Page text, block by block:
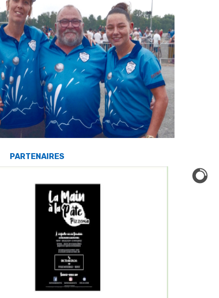
PARTENAIRES